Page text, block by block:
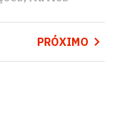
PRÓXIMO